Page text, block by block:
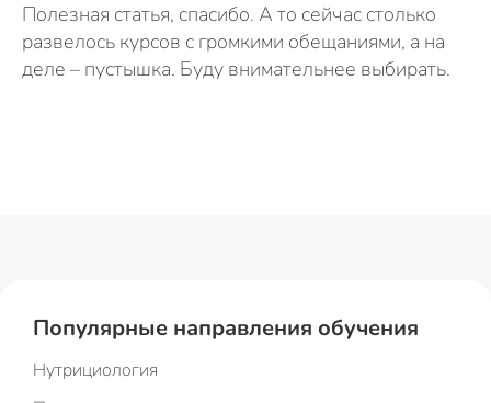
Полезная статья, спасибо. А то сейчас столько
развелось курсов с громкими обещаниями, а на
деле – пустышка. Буду внимательнее выбирать.
Популярные направления обучения
Нутрициология